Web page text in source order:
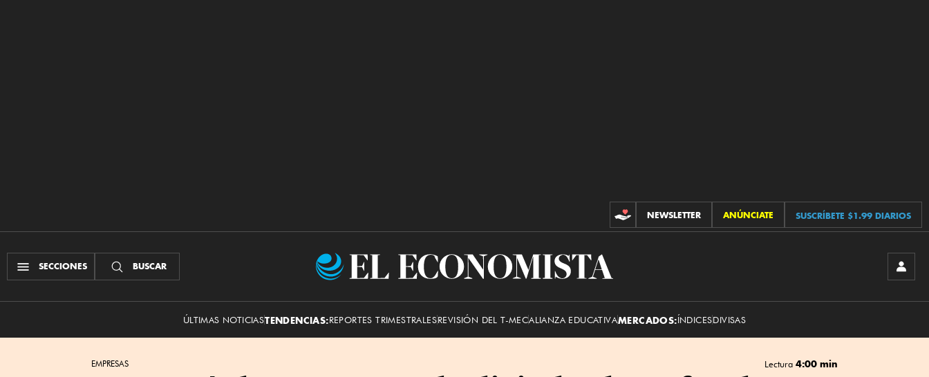
CONTRIBUCIONES
NEWSLETTER ANÚNCIATE SUSCRÍBETE $1.99 DIARIOS
SECCIONES BUSCAR
El
ÚLTIMAS NOTICIASTENDENCIAS:REPORTES TRIMESTRALESREVISIÓN DEL T-MECALIANZA EDUCATIVAMERCADOS:ÍNDICESDIVISAS
EMPRESAS Lectura 4:00 min